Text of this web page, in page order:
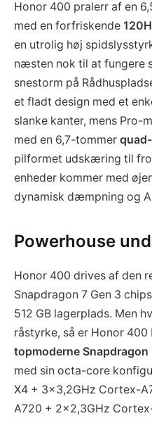
Honor 400 pralerr af en
med en forfriskende
en utrolig høj
næsten nok til at fungere
snestorm på
et fladt design med et
slanke kanter, mens Pro-
med en 6,7-tommer
pilformet udskæring til
enheder kommer med
dynamisk dæmpning og
Powerhouse
Honor 400 drives af den
Snapdragon 7 Gen 3
512 GB lagerplads. Men
råstyrke, så er Honor
topmoderne Snapdragon
med sin octa-core
X4 + 3×3,2GHz Cortex-
A720 + 2×2,3GHz